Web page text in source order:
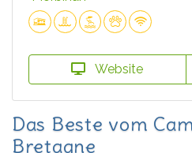
Website
Das Beste vom
Bretagne